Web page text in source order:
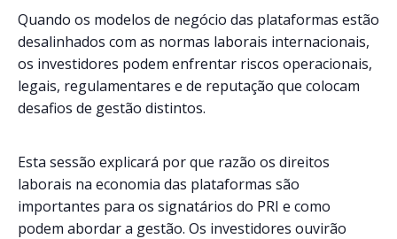
Quando os modelos de negócio das plataformas estão
desalinhados com as normas laborais internacionais,
os investidores podem enfrentar riscos operacionais,
legais, regulamentares e de reputação que colocam
desafios de gestão distintos.
Esta sessão explicará por que razão os direitos
laborais na economia das plataformas são
importantes para os signatários do PRI e como
podem abordar a gestão. Os investidores ouvirão